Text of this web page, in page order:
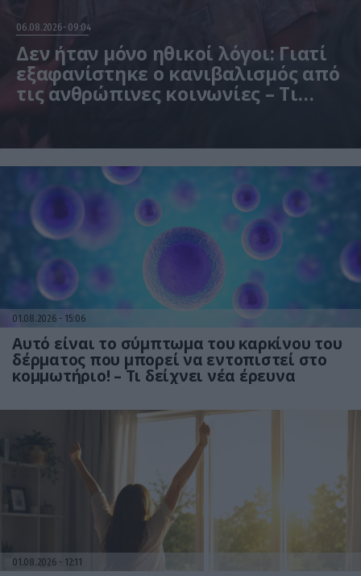
06.08.2026 09:04
Δεν ήταν μόνο ηθικοί λόγοι: Γιατί
εξαφανίστηκε ο κανιβαλισμός από
τις ανθρώπινες κοινωνίες – Τι
01.08.2026 15:06
Αυτό είναι το σύμπτωμα του καρκίνου του
δέρματος που μπορεί να εντοπιστεί στο
κομμωτήριο! – Τι δείχνει νέα έρευνα
01.08.2026 12:11